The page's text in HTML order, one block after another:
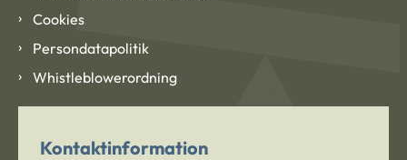
Cookies
Persondatapolitik
Whistleblowerordning
Kontaktinformation